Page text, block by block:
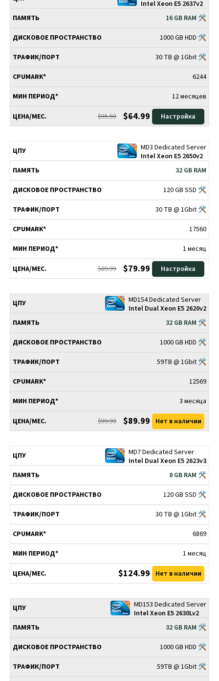
Intel Xeon E5 2637v2
16 GB RAM 🛠
1000 GB HDD 🛠
30 TB @ 1Gbit 🛠
6244
12 месяцев
$95.59 $64.99 Настройка
MD3 Dedicated Server
Intel Xeon E5 2650v2
32 GB RAM
120 GB SSD 🛠
30 TB @ 1Gbit 🛠
17560
1 месяц
$89.99 $79.99 Настройка
MD154 Dedicated Server
Intel Dual Xeon E5 2620v2
32 GB RAM 🛠
1000 GB HDD 🛠
59TB @ 1Gbit 🛠
12569
3 месяца
$99.99 $89.99 Нет в наличии
MD7 Dedicated Server
Intel Dual Xeon E5 2623v3
8 GB RAM 🛠
120 GB SSD 🛠
30 TB @ 1Gbit 🛠
6869
1 месяц
$124.99 Нет в наличии
MD153 Dedicated Server
Intel Xeon E5 2630Lv2
32 GB RAM 🛠
1000 GB HDD 🛠
59TB @ 1Gbit 🛠